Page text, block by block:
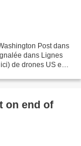
Post dans
dans Lignes
de drones US en
on end of